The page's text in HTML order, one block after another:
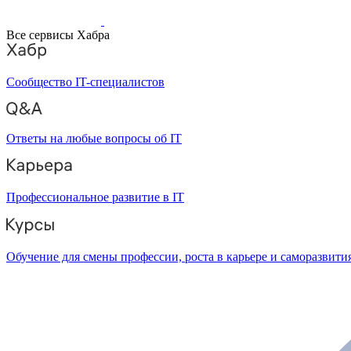
Все сервисы Хабра
Сообщество IT-специалистов
Ответы на любые вопросы об IT
Профессиональное развитие в IT
Обучение для смены профессии, роста в карьере и